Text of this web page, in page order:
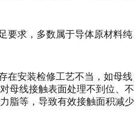
要求，多数属于导体原材料纯
在安装检修工艺不当，如母线
母线接触表面处理不到位、不
脂等，导致有效接触面积减少